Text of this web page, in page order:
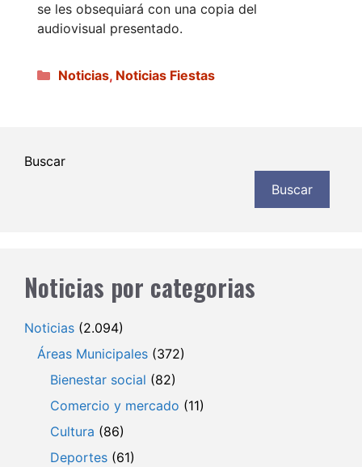
se les obsequiará con una copia del
audiovisual presentado.
Categorías
Noticias, Noticias Fiestas
Buscar
Buscar
Noticias por categorias
Noticias (2.094)
Áreas Municipales (372)
Bienestar social (82)
Comercio y mercado (11)
Cultura (86)
Deportes (61)